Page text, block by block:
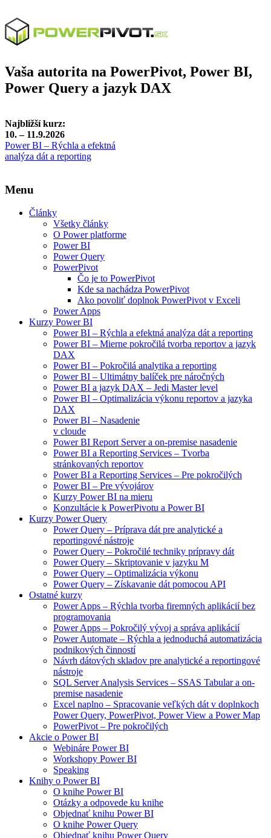
Vaša autorita na PowerPivot, Power BI,
Power Query a jazyk DAX
Najbližší kurz:
10. – 11.9.2026
Power BI – Rýchla a efektná
analýza dát a reporting
Menu
Články
Všetky články
O Power platforme
Power BI
Power Query
PowerPivot
Čo je to PowerPivot
Kde sa nachádza PowerPivot
Ako povoliť doplnok PowerPivot v Exceli
Power Apps
Kurzy Power BI
Power BI – Rýchla a efektná analýza dát a reporting
Power BI – Mierne pokročilá tvorba reportov a jazyk
DAX
Power BI – Pokročilá analytika a reporting
Power BI – Ultimátny balíček pre náročných
Power BI a jazyk DAX – Jedi Master level
Power BI – Optimalizácia výkonu reportov a jazyka
DAX
Power BI – Nasadenie
v cloude
Power BI Report Server a on-premise nasadenie
Power BI a Reporting Services – Tvorba
stránkovaných reportov
Power BI a Reporting Services – Pre pokročilých
Power BI – Pre vývojárov
Kurzy Power BI na mieru
Konzultácie k PowerPivotu a Power BI
Kurzy Power Query
Power Query – Príprava dát pre analytické a
reportingové nástroje
Power Query – Pokročilé techniky prípravy dát
Power Query – Skriptovanie v jazyku M
Power Query – Optimalizácia výkonu
Power Query – Získavanie dát pomocou API
Ostatné kurzy
Power Apps – Rýchla tvorba firemných aplikácií bez
programovania
Power Apps – Pokročilý vývoj a správa aplikácií
Power Automate – Rýchla a jednoduchá automatizácia
podnikových činností
Návrh dátových skladov pre analytické a reportingové
nástroje
SQL Server Analysis Services – SSAS Tabular a on-
premise nasadenie
Excel naplno – Spracovanie veľkých dát v doplnkoch
Power Query, PowerPivot, Power View a Power Map
PowerPivot – Pre pokročilých
Akcie o Power BI
Webináre Power BI
Workshopy Power BI
Speaking
Knihy o Power BI
O knihe Power BI
Otázky a odpovede ku knihe
Objednať knihu Power BI
O knihe Power Query
Objednať knihu Power Query